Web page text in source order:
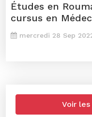
Études en
cursus en
Médecine
mercredi 28 Sep
Voir les